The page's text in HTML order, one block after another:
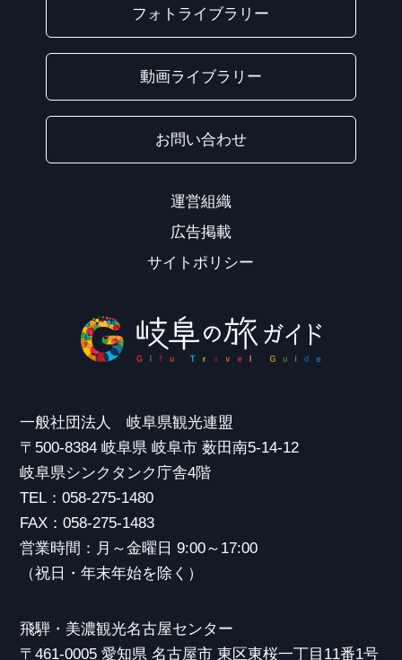
フォトライブラリー
動画ライブラリー
お問い合わせ
運営組織
広告掲載
サイトポリシー
一般社団法人 岐阜県観光連盟
〒500-8384 岐阜県 岐阜市 薮田南5-14-12
岐阜県シンクタンク庁舎4階
TEL：058-275-1480
FAX：058-275-1483
営業時間：月～金曜日 9:00～17:00
（祝日・年末年始を除く）
飛騨・美濃観光名古屋センター
〒461-0005 愛知県 名古屋市 東区東桜一丁目11番1号